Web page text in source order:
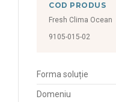
COD PRODUS
Fresh Clima Ocean
9105-015-02
Forma soluție
Domeniu